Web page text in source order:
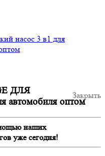
насос 3 в1 для
Закрыть
ДЛЯ
автомобиля оптом
наших
уже сегодня!